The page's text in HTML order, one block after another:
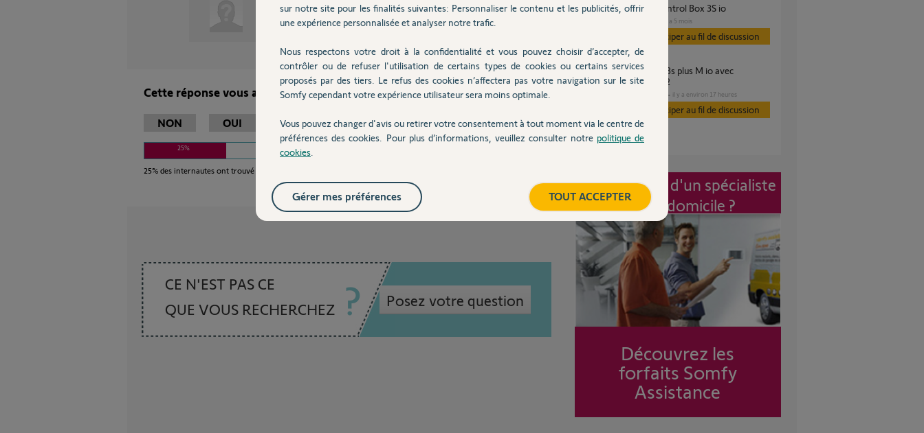
il y a plus de 7 ans
Cette réponse vous a-t-elle aidé ?
NON OUI
25%
25% des internautes ont trouvé cette réponse utile
CE N'EST PAS CE
QUE VOUS RECHERCHEZ
Posez votre question
Problème Portail Control Box 3S io
il y a 5 mois
Participer au fil de discussion
Appairage elixo 500 3s plus M io avec
TaHoma classique v2
il y a environ 17 heures
Participer au fil de discussion
Intervention d'un spécialiste
à mon domicile ?
Découvrez les
forfaits Somfy
Assistance
sur notre site pour les finalités suivantes: Personnaliser le contenu et les publicités, offrir
une expérience personnalisée et analyser notre trafic.
Nous respectons votre droit à la confidentialité et vous pouvez choisir d’accepter, de
contrôler ou de refuser l'utilisation de certains types de cookies ou certains services
proposés par des tiers. Le refus des cookies n’affectera pas votre navigation sur le site
Somfy cependant votre expérience utilisateur sera moins optimale.
Vous pouvez changer d'avis ou retirer votre consentement à tout moment via le centre de
préférences des cookies. Pour plus d’informations, veuillez consulter notre politique de
cookies
TOUT ACCEPTER
Gérer mes préférences